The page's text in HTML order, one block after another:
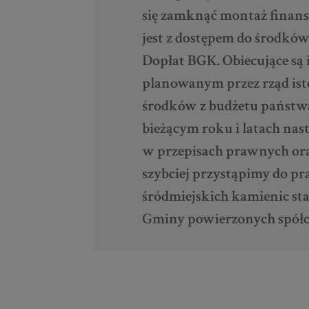
się zamknąć montaż
jest z dostępem do
Dopłat BGK. Obiecujące
planowanym przez rząd
środków z budżetu
bieżącym roku i latach
w przepisach prawnych
szybciej przystąpimy do
śródmiejskich kamienic
Gminy powierzonych